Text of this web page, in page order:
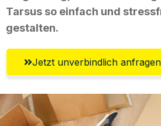
Tarsus so einfach und
gestalten.
Jetzt unverbindlich anfragen